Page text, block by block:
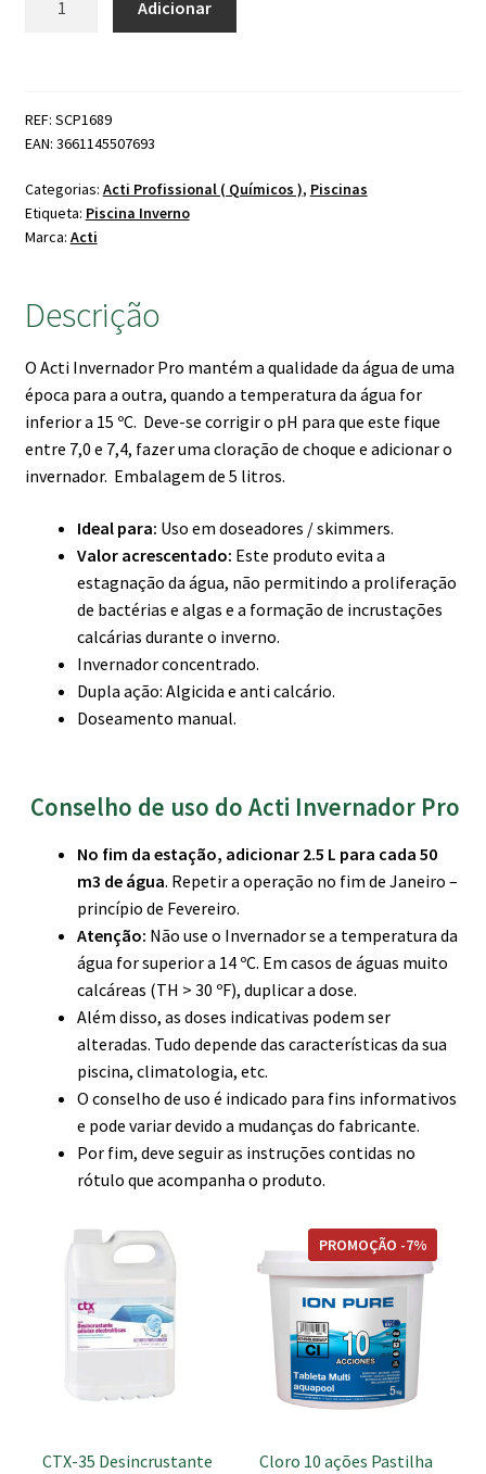
era:
é:
Invernador
Litros
Adicionar
REF: SCP1689
EAN: 3661145507693
Categorias: Acti Profissional ( Químicos ), Piscinas
Etiqueta: Piscina Inverno
Marca: Acti
Descrição
O Acti Invernador Pro mantém a qualidade da água de uma
época para a outra, quando a temperatura da água for
inferior a 15 ºC. Deve-se corrigir o pH para que este fique
entre 7,0 e 7,4, fazer uma cloração de choque e adicionar o
invernador. Embalagem de 5 litros.
Ideal para: Uso em doseadores / skimmers.
Valor acrescentado: Este produto evita a
estagnação da água, não permitindo a proliferação
de bactérias e algas e a formação de incrustações
calcárias durante o inverno.
Invernador concentrado.
Dupla ação: Algicida e anti calcário.
Doseamento manual.
Conselho de uso do Acti Invernador Pro
No fim da estação, adicionar 2.5 L para cada 50
m3 de água. Repetir a operação no fim de Janeiro –
princípio de Fevereiro.
Atenção: Não use o Invernador se a temperatura da
água for superior a 14 ºC. Em casos de águas muito
calcáreas (TH > 30 ºF), duplicar a dose.
Além disso, as doses indicativas podem ser
alteradas. Tudo depende das características da sua
piscina, climatologia, etc.
O conselho de uso é indicado para fins informativos
e pode variar devido a mudanças do fabricante.
Por fim, deve seguir as instruções contidas no
rótulo que acompanha o produto.
CTX-35 Desincrustante
Cloro 10 ações Pastilha
PROMOÇÃO -7%